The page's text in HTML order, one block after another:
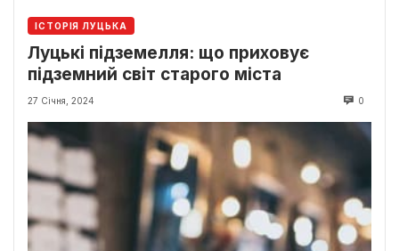
ІСТОРІЯ ЛУЦЬКА
Луцькі підземелля: що приховує
підземний світ старого міста
27 Січня, 2024 0